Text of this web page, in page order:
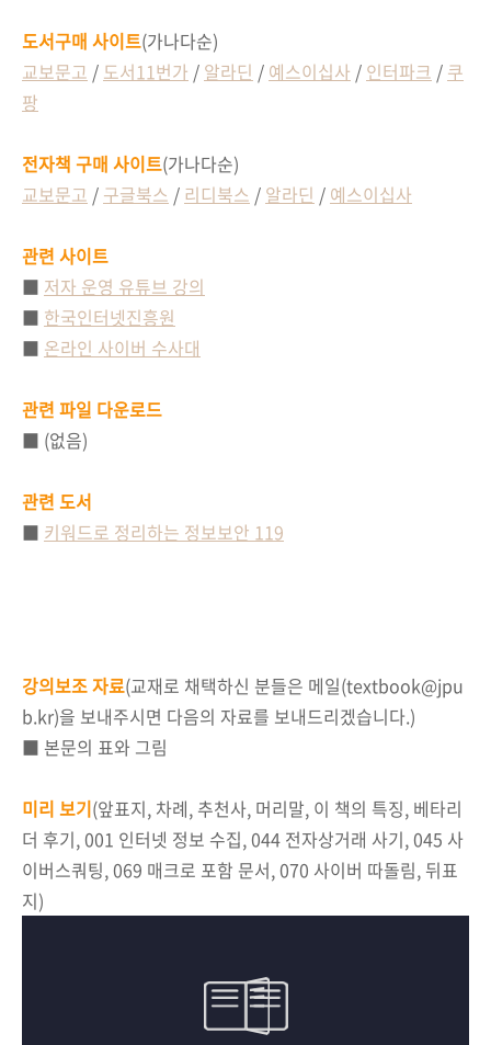
도서구매 사이트(가나다순)
교보문고 / 도서11번가 / 알라딘 / 예스이십사 / 인터파크 / 쿠
팡
전자책 구매 사이트(가나다순)
교보문고 / 구글북스 / 리디북스 / 알라딘 / 예스이십사
관련 사이트
■ 저자 운영 유튜브 강의
■ 한국인터넷진흥원
■ 온라인 사이버 수사대
관련 파일 다운로드
■ (없음)
관련 도서
■ 키워드로 정리하는 정보보안 119
강의보조 자료(교재로 채택하신 분들은 메일(textbook@jpu
b.kr)을 보내주시면 다음의 자료를 보내드리겠습니다.)
■ 본문의 표와 그림
미리 보기(앞표지, 차례, 추천사, 머리말, 이 책의 특징, 베타리
더 후기, 001 인터넷 정보 수집, 044 전자상거래 사기, 045 사
이버스쿼팅, 069 매크로 포함 문서, 070 사이버 따돌림, 뒤표
지)